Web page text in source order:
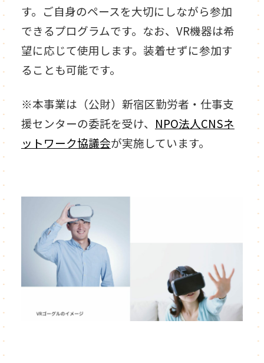
す。ご自身のペースを大切にしながら参加
できるプログラムです。なお、VR機器は希
望に応じて使用します。装着せずに参加す
ることも可能です。
※本事業は（公財）新宿区勤労者・仕事支
援センターの委託を受け、 NPO法人CNSネ
ットワーク協議会が実施しています。